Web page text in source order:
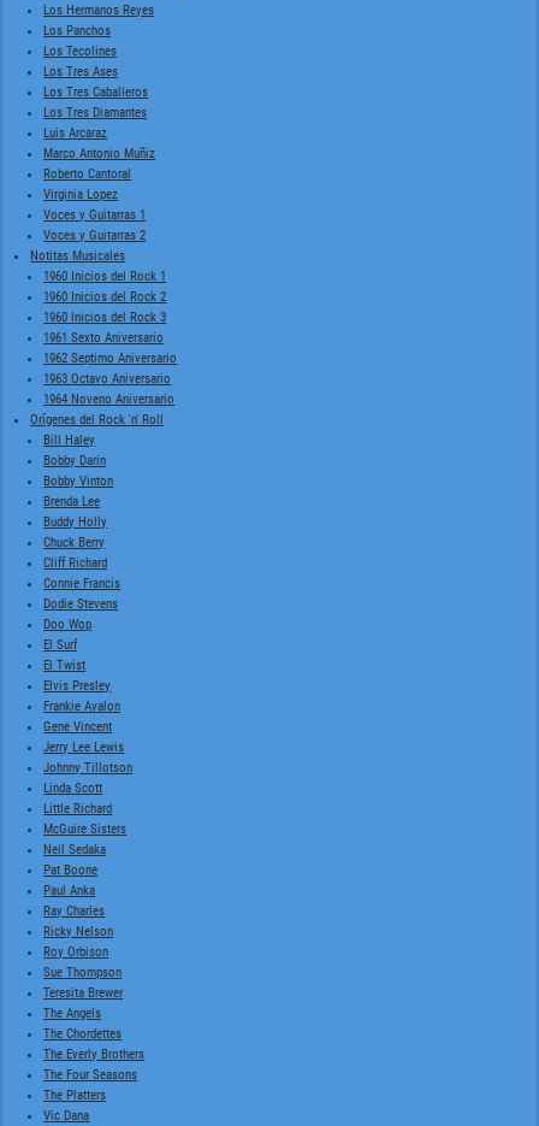
Los Hermanos Reyes
Los Panchos
Los Tecolines
Los Tres Ases
Los Tres Caballeros
Los Tres Diamantes
Luis Arcaraz
Marco Antonio Muñiz
Roberto Cantoral
Virginia Lopez
Voces y Guitarras 1
Voces y Guitarras 2
Notitas Musicales
1960 Inicios del Rock 1
1960 Inicios del Rock 2
1960 Inicios del Rock 3
1961 Sexto Aniversario
1962 Septimo Aniversario
1963 Octavo Aniversario
1964 Noveno Aniversario
Orígenes del Rock 'n' Roll
Bill Haley
Bobby Darin
Bobby Vinton
Brenda Lee
Buddy Holly
Chuck Berry
Cliff Richard
Connie Francis
Dodie Stevens
Doo Wop
El Surf
El Twist
Elvis Presley
Frankie Avalon
Gene Vincent
Jerry Lee Lewis
Johnny Tillotson
Linda Scott
Little Richard
McGuire Sisters
Neil Sedaka
Pat Boone
Paul Anka
Ray Charles
Ricky Nelson
Roy Orbison
Sue Thompson
Teresita Brewer
The Angels
The Chordettes
The Everly Brothers
The Four Seasons
The Platters
Vic Dana